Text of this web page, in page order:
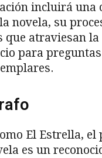
incluirá una
novela, su
que atraviesan la
para
El Estrella,
es un